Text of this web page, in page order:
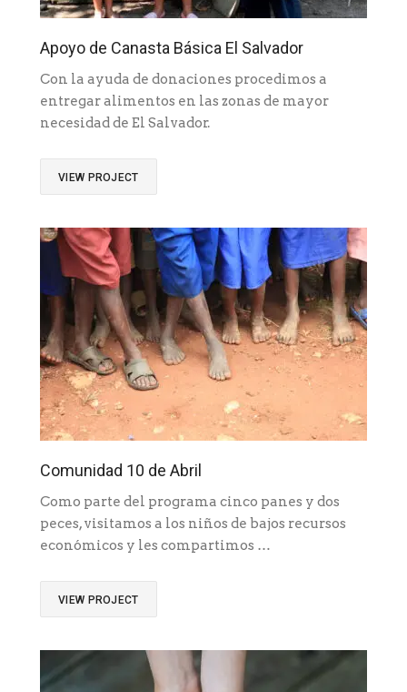
Apoyo de Canasta Básica El Salvador
Con la ayuda de donaciones procedimos a
entregar alimentos en las zonas de mayor
necesidad de El Salvador.
VIEW PROJECT
Comunidad 10 de Abril
Como parte del programa cinco panes y dos
peces, visitamos a los niños de bajos recursos
económicos y les compartimos …
VIEW PROJECT